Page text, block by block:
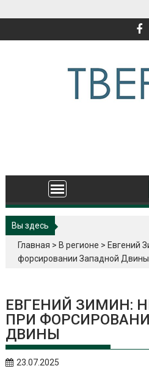
Вы здесь
Главная > В регионе > Евгений
форсировании Западной Двины
ЕВГЕНИЙ ЗИМИН:
ПРИ
ДВИНЫ
23.07.2025